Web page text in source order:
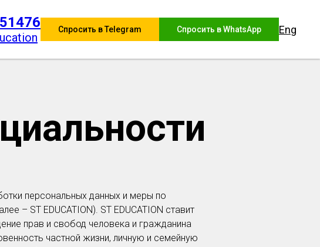
Спросить в Telegram Спросить в WhatsApp Eng
персональных данных и меры по
– ST EDUCATION). ST EDUCATION ставит
прав и свобод человека и гражданина
частной жизни, личную и семейную